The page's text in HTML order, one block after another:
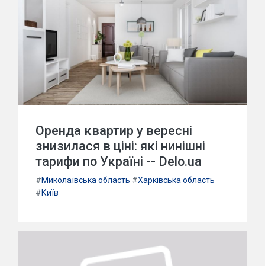
Оренда квартир у вересні
знизилася в ціні: які нинішні
тарифи по Україні -- Delo.ua
#Миколаївська область #Харківська область
#Київ